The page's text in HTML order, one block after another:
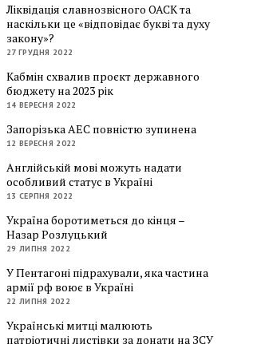
Ліквідація славнозвісного ОАСК та
наскільки це «відповідає букві та духу
закону»?
27 ГРУДНЯ 2022
Кабмін схвалив проєкт державного
бюджету на 2023 рік
14 ВЕРЕСНЯ 2022
Запорізька АЕС повністю зупинена
12 ВЕРЕСНЯ 2022
Англійській мові можуть надати
особливий статус в Україні
13 СЕРПНЯ 2022
Україна боротиметься до кінця –
Назар Розлуцький
29 ЛИПНЯ 2022
У Пентагоні підрахували, яка частина
армії рф воює в Україні
22 ЛИПНЯ 2022
Українські митці малюють
патріотичні листівки за донати на ЗСУ